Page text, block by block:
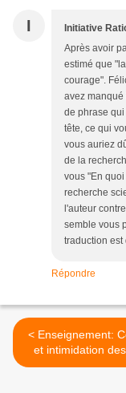
I Initiative
Après avoir
estimé que
courage".
avez manqué
de phrase
tête, ce qui
vous auriez
de la
vous "En
recherche
l'auteur
semble vous
traduction est
Répondre
< Enseignement: Censure
et intimidation des
osant parler des